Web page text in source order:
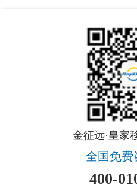
金征远·皇家
全国免费
400-